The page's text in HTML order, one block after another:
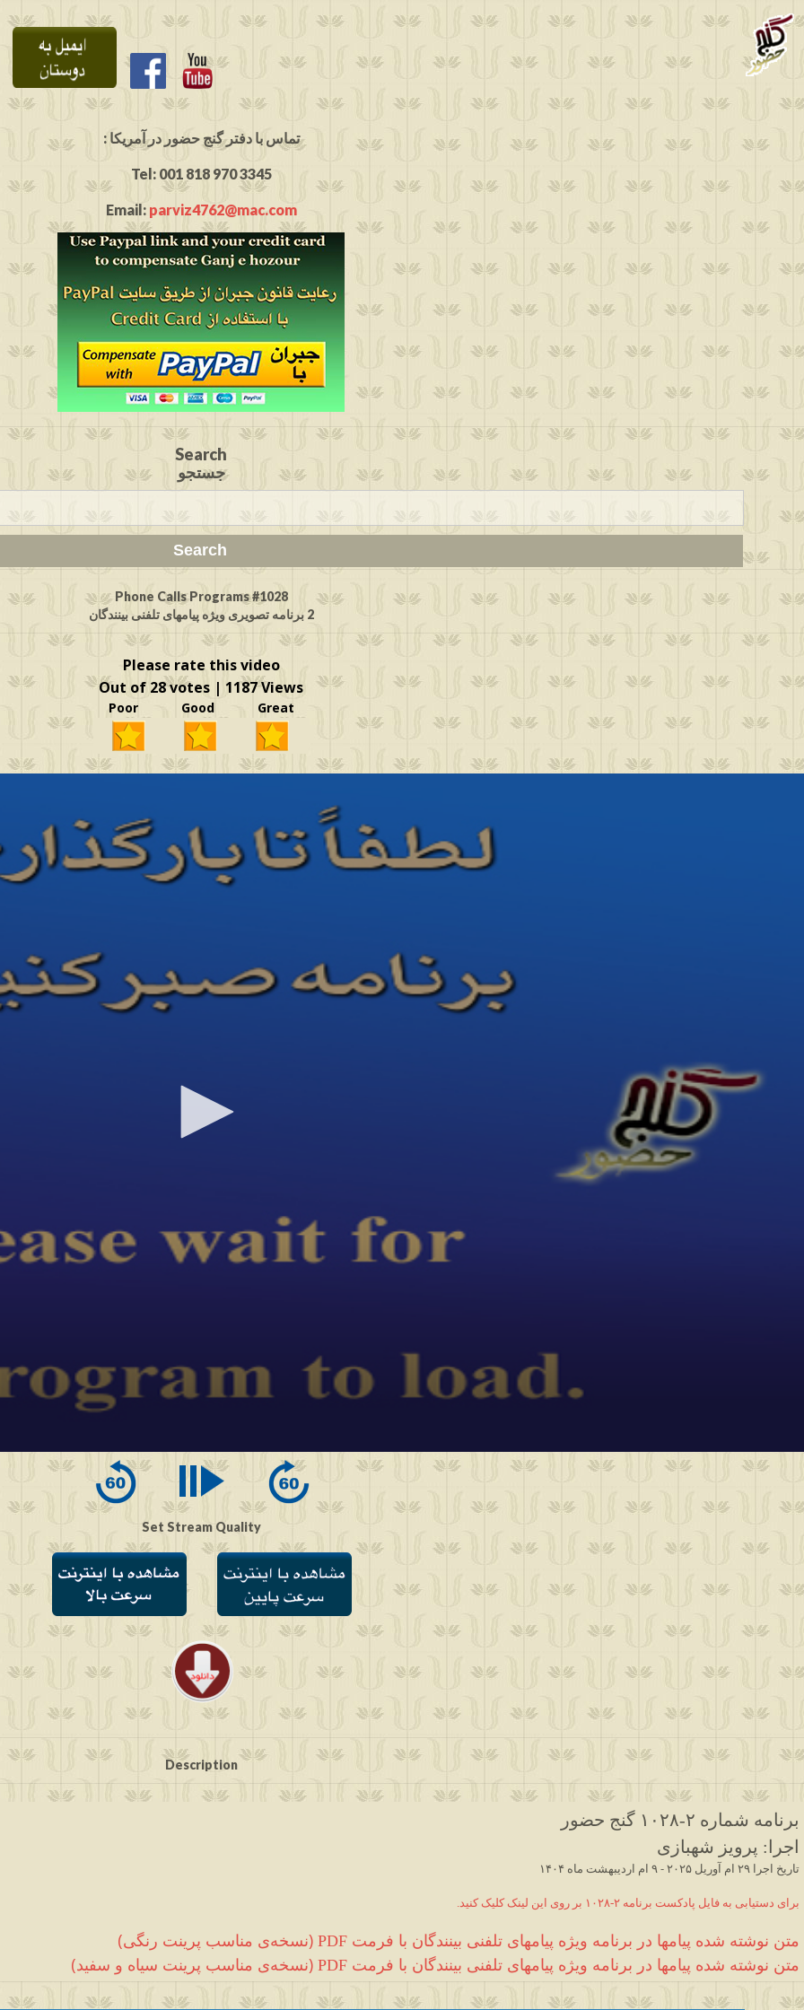
: تماس با دفتر گنج حضور در آمریکا
Tel: 001 818 970 3345
Email: parviz4762@mac.com
Search
جستجو
Phone Calls Programs #1028
2 برنامه تصویری ویژه پیامهای تلفنی بینندگان
Please rate this video
Out of 28 votes | 1187 Views
Poor Good Great
Set Stream Quality
Description
برنامه شماره ۲ -۱۰۲۸
گنج حضور
اجرا : پرویز شهبازی
۱۴۰۴ تاریخ اجرا ۲۹ ام آوریل ۲۰۲۵ - ۹ ام اردیبهشت ماه
.برای دستیابی به فایل پادکست برنامه ۲-۱۰۲۸ بر روی این لینک کلیک کنید
متن نوشته شده پیامها در برنامه ویژه پیامهای تلفنی بینندگان با فرمت PDF
(نسخه‌ی مناسب پرینت رنگی)
متن نوشته شده پیامها در برنامه ویژه پیامهای تلفنی بینندگان با فرمت PDF
(نسخه‌ی مناسب پرینت سیاه و سفید)